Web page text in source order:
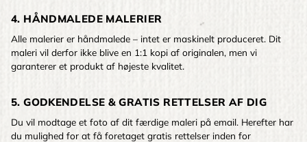
4. HÅNDMALEDE MALERIER
Alle malerier er håndmalede – intet er maskinelt produceret. Dit
maleri vil derfor ikke blive en 1:1 kopi af originalen, men vi
garanterer et produkt af højeste kvalitet.
5. GODKENDELSE & GRATIS RETTELSER AF DIG
Du vil modtage et foto af dit færdige maleri på email. Herefter har
du mulighed for at få foretaget gratis rettelser inden for